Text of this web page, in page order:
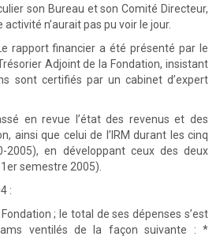
son Bureau et son Comité Directeur,
n’aurait pas pu voir le jour.
rapport financier a été présenté par le
Adjoint de la Fondation, insistant
sont certifiés par un cabinet d’expert
en revue l’état des revenus et des
ainsi que celui de l’IRM durant les cinq
2005), en développant ceux des deux
semestre 2005).
:
; le total de ses dépenses s’est
ventilés de la façon suivante : *